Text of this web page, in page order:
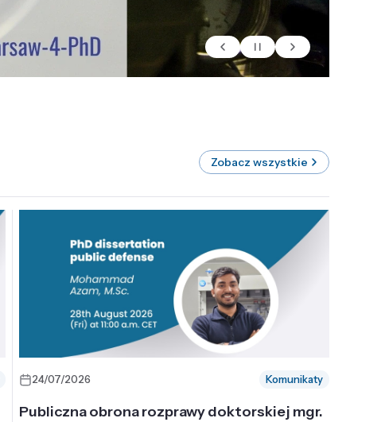
Zobacz wszystkie
24/07/2026 Komunikaty
Publiczna obrona rozprawy doktorskiej mgr.